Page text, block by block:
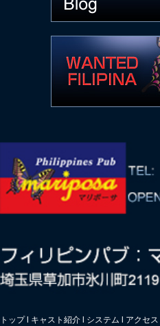
トップl キャスト紹介 システム アクセス